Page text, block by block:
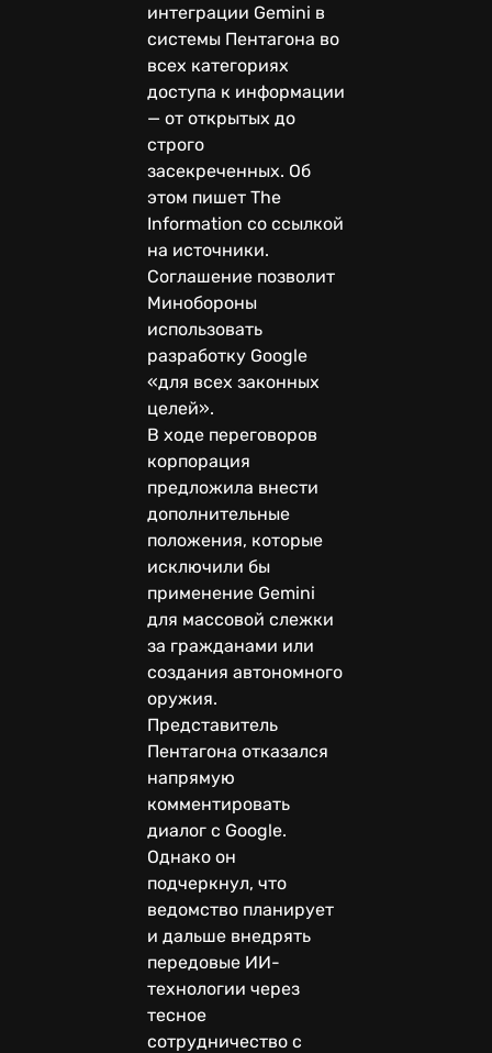
интеграции Gemini в
системы Пентагона во
всех категориях
доступа к информации
— от открытых до
строго
засекреченных. Об
этом пишет The
Information со ссылкой
на источники.
Соглашение позволит
Минобороны
использовать
разработку Google
«для всех законных
целей».
В ходе переговоров
корпорация
предложила внести
дополнительные
положения, которые
исключили бы
применение Gemini
для массовой слежки
за гражданами или
создания автономного
оружия.
Представитель
Пентагона отказался
напрямую
комментировать
диалог с Google.
Однако он
подчеркнул, что
ведомство планирует
и дальше внедрять
передовые ИИ-
технологии через
тесное
сотрудничество с